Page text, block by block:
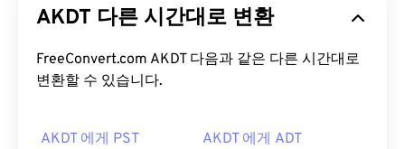
AKDT 다른 시간대로 변환
FreeConvert.com AKDT 다음과 같은 다른 시간대로
변환할 수 있습니다.
AKDT 에게 PST AKDT 에게 ADT